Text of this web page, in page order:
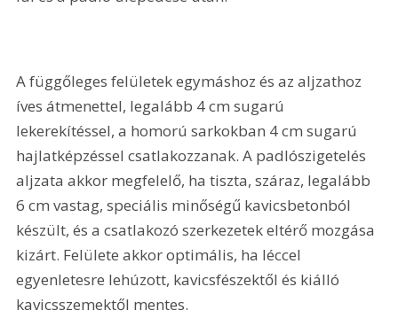
A függőleges felületek egymáshoz és az aljzathoz
íves átmenettel, legalább 4 cm sugarú
lekerekítéssel, a homorú sarkokban 4 cm sugarú
hajlatképzéssel csatlakozzanak. A padlószigetelés
aljzata akkor megfelelő, ha tiszta, száraz, legalább
6 cm vastag, speciális minőségű kavicsbetonból
készült, és a csatlakozó szerkezetek eltérő mozgása
kizárt. Felülete akkor optimális, ha léccel
egyenletesre lehúzott, kavicsfészektől és kiálló
kavicsszemektől mentes.